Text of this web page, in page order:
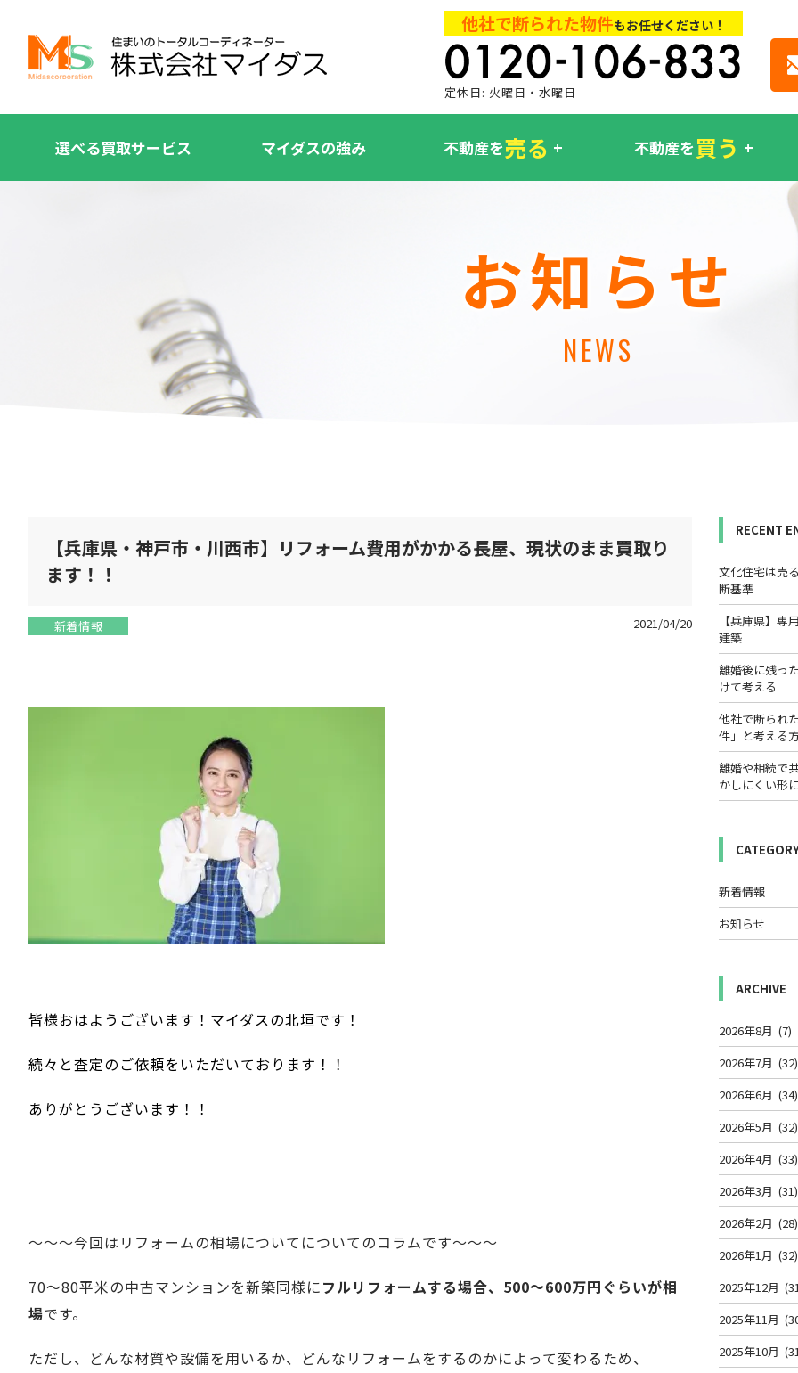
他社で断られた物件もお任せください！
定休日: 火曜日・水曜日
選べる買取サービス マイダスの強み 不動産を売る 不動産を買う
お知らせ
NEWS
【兵庫県・神戸市・川西市】リフォーム費用がかかる長屋、現状のまま買取り
ます！！
新着情報 2021/04/20
皆様おはようございます！マイダスの北垣です！
続々と査定のご依頼をいただいております！！
ありがとうございます！！
～～～今回はリフォームの相場についてについてのコラムです～～～
70～80平米の中古マンションを新築同様にフルリフォームする場合、500～600万円ぐらいが相
場です。
ただし、どんな材質や設備を用いるか、どんなリフォームをするのかによって変わるため、
RECENT
文化住宅は売
断基準
【兵庫県】
建築
離婚後に残っ
けて考える
他社で断られ
件」と考える
離婚や相続で
かしにくい形
新着情報
お知らせ
ARCHIVE
2026年8月 (7)
2026年7月 (32)
2026年6月 (34)
2026年5月 (32)
2026年4月 (33)
2026年3月 (31)
2026年2月 (28)
2026年1月 (32)
2025年12月
2025年11月
2025年10月